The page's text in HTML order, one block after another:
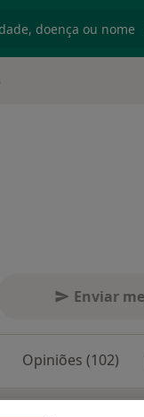
Enviar
Opiniões (102)